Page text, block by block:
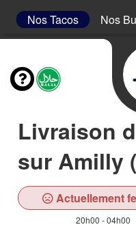
Nos Tacos Nos
Livraison
sur Amilly
Actuellement
20h00 - 04h00